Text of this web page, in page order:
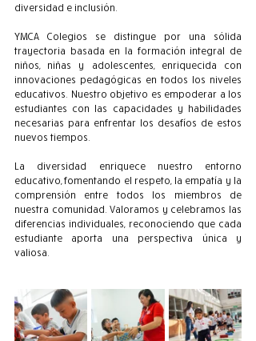
diversidad e inclusión.
YMCA Colegios se distingue por una sólida
trayectoria basada en la formación integral de
niños, niñas y adolescentes, enriquecida con
innovaciones pedagógicas en todos los niveles
educativos. Nuestro objetivo es empoderar a los
estudiantes con las capacidades y habilidades
necesarias para enfrentar los desafíos de estos
nuevos tiempos.
La diversidad enriquece nuestro entorno
educativo, fomentando el respeto, la empatía y la
comprensión entre todos los miembros de
nuestra comunidad. Valoramos y celebramos las
diferencias individuales, reconociendo que cada
estudiante aporta una perspectiva única y
valiosa.